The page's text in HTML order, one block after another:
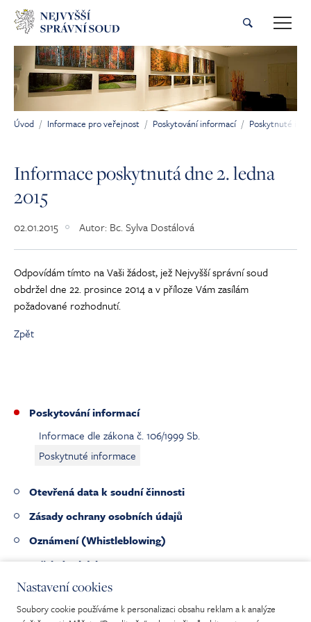
Přeskočit na hlavní obsah
Jsi tady:
Úvod Informace pro veřejnost Poskytování informací Poskytnuté
Informace poskytnutá dne 2. ledna
2015
02.01.2015 Autor: Bc. Sylva Dostálová
Odpovídám tímto na Vaši žádost, jež Nejvyšší správní soud
obdržel dne 22. prosince 2014 a v příloze Vám zasílám
požadované rozhodnutí.
Zpět
Poskytování informací
Informace dle zákona č. 106/1999 Sb.
Poskytnuté informace
Otevřená data k soudní činnosti
Zásady ochrany osobních údajů
Oznámení (Whistleblowing)
Veřejné zakázky
Pracovní nabídky
Nabídka nepotřebného majetku
Nastavení cookies
Soubory cookie používáme k personalizaci obsahu reklam a k analýze